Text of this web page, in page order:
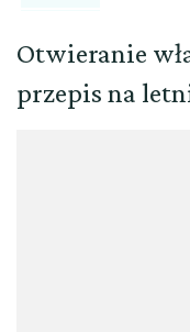
Otwieranie
przepis na